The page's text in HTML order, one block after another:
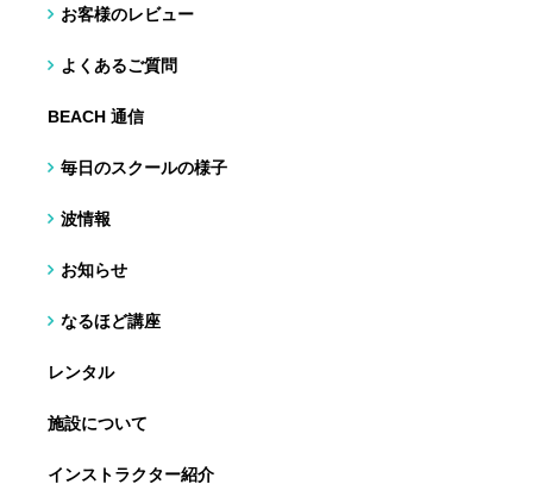
お客様のレビュー
よくあるご質問
BEACH 通信
毎日のスクールの様子
波情報
お知らせ
なるほど講座
レンタル
施設について
インストラクター紹介